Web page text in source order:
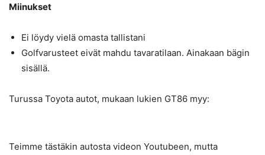
Miinukset
Ei löydy vielä omasta tallistani
Golfvarusteet eivät mahdu tavaratilaan. Ainakaan bägin
sisällä.
Turussa Toyota autot, mukaan lukien GT86 myy:
Teimme tästäkin autosta videon Youtubeen, mutta